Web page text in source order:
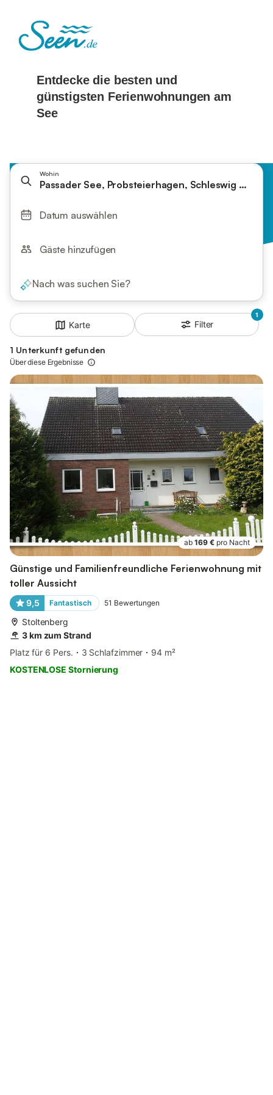
Wohin
Passader See, Probsteierhagen, Schleswig
Datum auswählen
Gäste hinzufügen
Nach was suchen Sie?
Karte
1
Filter
1 Unterkunft gefunden
Über diese Ergebnisse
ab 169 € pro Nacht
Günstige und Familienfreundliche Ferienwohnung mit
toller Aussicht
9,5 Fantastisch 51 Bewertungen
Stoltenberg
3 km zum Strand
Platz für 6 Pers.
3 Schlafzimmer
94 m²
KOSTENLOSE Stornierung